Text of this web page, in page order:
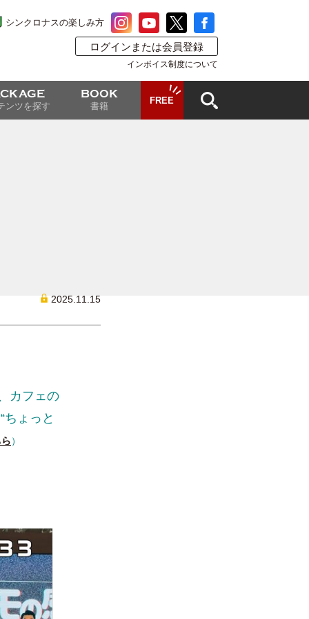
シンクロナスの楽しみ方
ログインまたは会員登録
インボイス制度について
ンツを探す
BOOK
書籍
FREE
2025.11.15
カフェの
ょっと
）